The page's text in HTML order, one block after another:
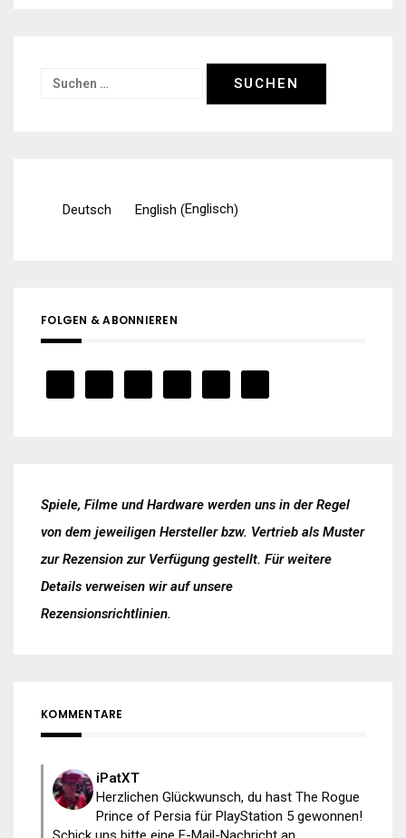
Suchen
Deutsch English (Englisch)
FOLGEN & ABONNIEREN
Spiele, Filme und Hardware werden uns in der Regel
von dem jeweiligen Hersteller bzw. Vertrieb als Muster
zur Rezension zur Verfügung gestellt. Für weitere
Details verweisen wir auf unsere
Rezensionsrichtlinien.
KOMMENTARE
iPatXT
Herzlichen Glückwunsch, du hast The Rogue
Prince of Persia für PlayStation 5 gewonnen!